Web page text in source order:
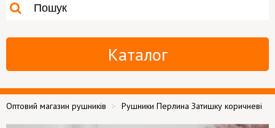
Каталог
Оптовий магазин рушників Рушники Перлина Затишку коричневі